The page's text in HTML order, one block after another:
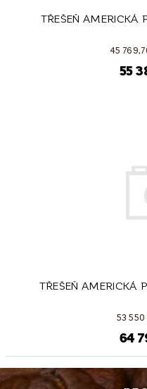
TŘEŠEŇ AMERICKÁ
45
55
TŘEŠEŇ AMERICKÁ
53 550
64